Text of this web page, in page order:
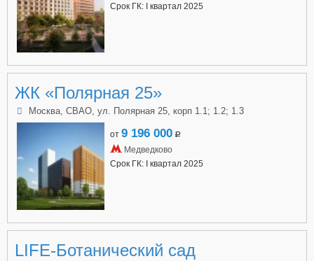
Срок ГК: I квартал 2025
ЖК «Полярная 25»
Москва, СВАО, ул. Полярная 25, корп 1.1; 1.2; 1.3
от 9 196 000 a
Медведково
Срок ГК: I квартал 2025
LIFE-Ботанический cад